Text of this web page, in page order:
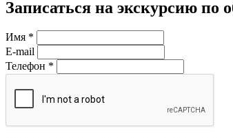
Записаться на экскурсию по
Имя *
E-mail
Телефон *